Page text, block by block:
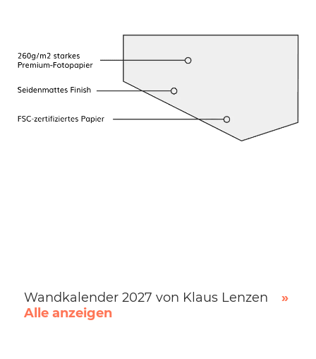
Wandkalender 2027 von Klaus Lenzen
»
Alle anzeigen